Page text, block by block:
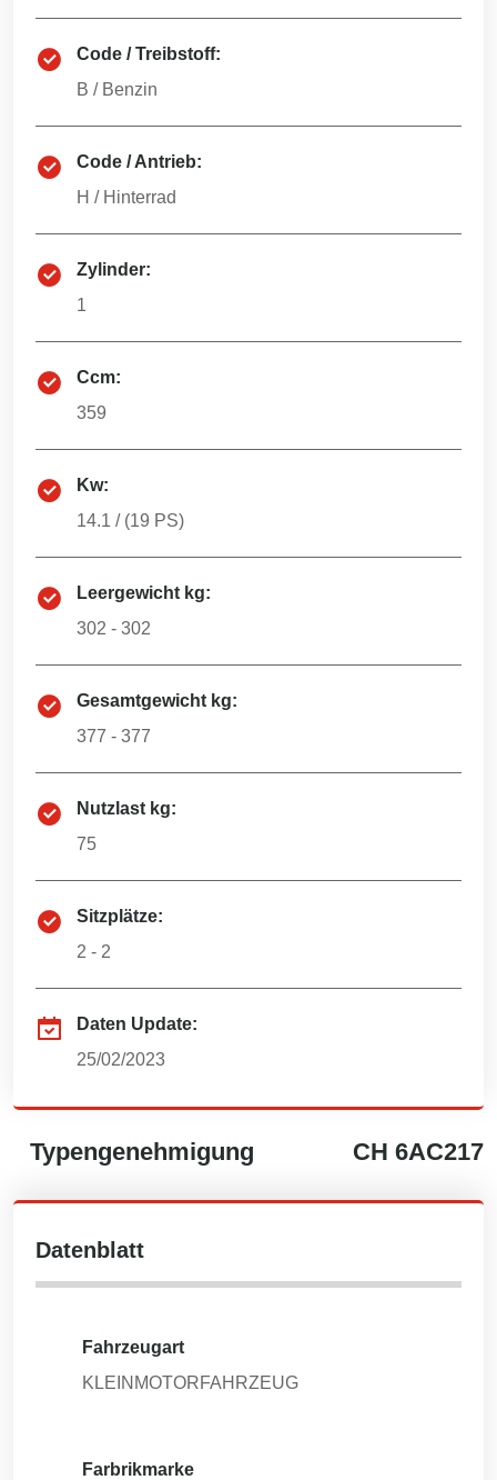
Code / Treibstoff:
B / Benzin
Code / Antrieb:
H / Hinterrad
Zylinder:
1
Ccm:
359
Kw:
14.1 / (19 PS)
Leergewicht kg:
302 - 302
Gesamtgewicht kg:
377 - 377
Nutzlast kg:
75
Sitzplätze:
2 - 2
Daten Update:
25/02/2023
Typengenehmigung CH 6AC217
Datenblatt
Fahrzeugart
KLEINMOTORFAHRZEUG
Farbrikmarke